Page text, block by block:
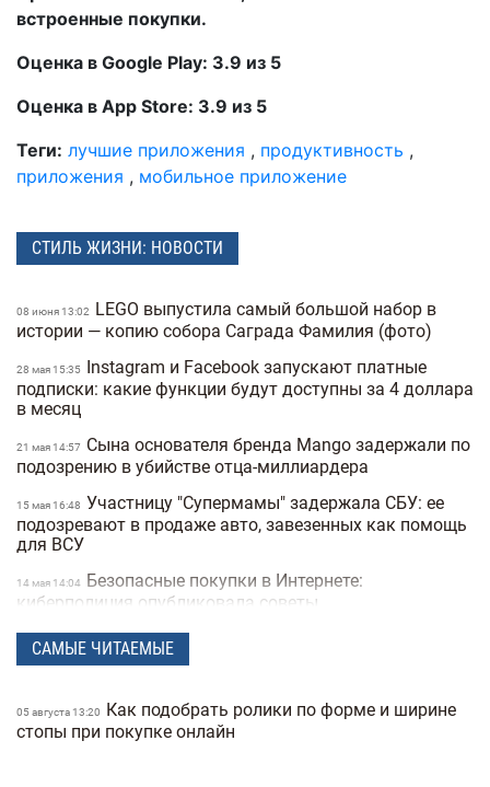
встроенные покупки.
Оценка в Google Play: 3.9 из 5
Оценка в App Store: 3.9 из 5
Теги: лучшие приложения , продуктивность ,
приложения , мобильное приложение
СТИЛЬ ЖИЗНИ: НОВОСТИ
08 июня 13:02
LEGO выпустила самый большой набор в
истории — копию собора Саграда Фамилия (фото)
28 мая 15:35
Instagram и Facebook запускают платные
подписки: какие функции будут доступны за 4 доллара
в месяц
21 мая 14:57
Сына основателя бренда Mango задержали по
подозрению в убийстве отца-миллиардера
15 мая 16:48 Участницу "Супермамы" задержала СБУ: ее
подозревают в продаже авто, завезенных как помощь
для ВСУ
14 мая 14:04 Безопасные покупки в Интернете:
киберполиция опубликовала советы
28 апреля 16:14 Украинец побил мировой рекорд: сотрудник
морга сделал 230 татуировок костей и стал "живым
24 марта 14:40 Мужчины влюбляются быстрее, а женщины
— сильнее: исследование Biology of Sex Differences
САМЫЕ ЧИТАЕМЫЕ
05 августа 13:20
Как подобрать ролики по форме и ширине
стопы при покупке онлайн